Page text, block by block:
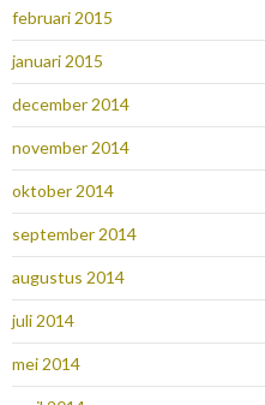
februari 2015
januari 2015
december 2014
november 2014
oktober 2014
september 2014
augustus 2014
juli 2014
mei 2014